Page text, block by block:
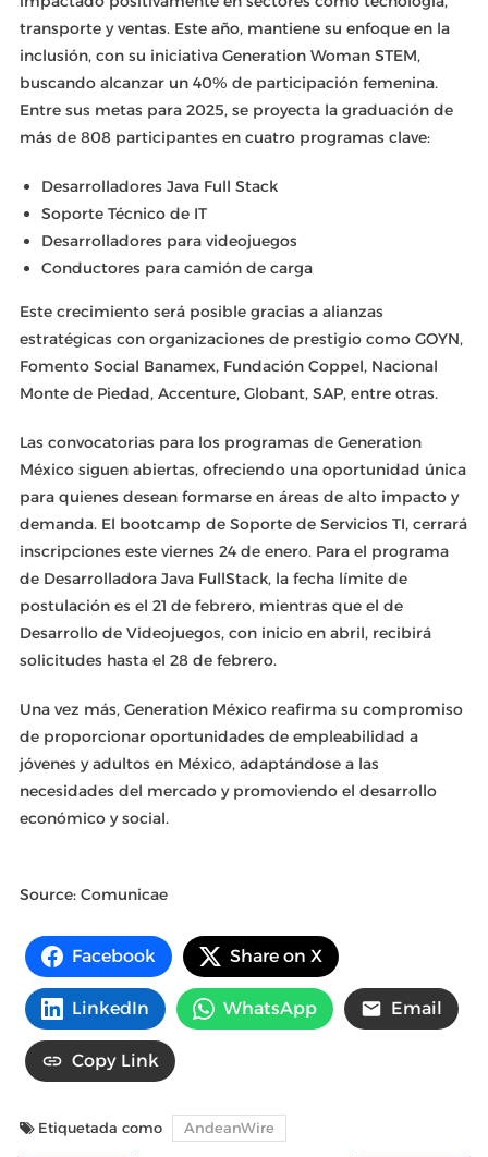
transporte y ventas. Este año, mantiene su enfoque en la
inclusión, con su iniciativa Generation Woman STEM,
buscando alcanzar un 40% de participación femenina.
Entre sus metas para 2025, se proyecta la graduación de
más de 808 participantes en cuatro programas clave:
Desarrolladores Java Full Stack
Soporte Técnico de IT
Desarrolladores para videojuegos
Conductores para camión de carga
Este crecimiento será posible gracias a alianzas
estratégicas con organizaciones de prestigio como GOYN,
Fomento Social Banamex, Fundación Coppel, Nacional
Monte de Piedad, Accenture, Globant, SAP, entre otras.
Las convocatorias para los programas de Generation
México siguen abiertas, ofreciendo una oportunidad única
para quienes desean formarse en áreas de alto impacto y
demanda. El bootcamp de Soporte de Servicios TI, cerrará
inscripciones este viernes 24 de enero. Para el programa
de Desarrolladora Java FullStack, la fecha límite de
postulación es el 21 de febrero, mientras que el de
Desarrollo de Videojuegos, con inicio en abril, recibirá
solicitudes hasta el 28 de febrero.
Una vez más, Generation México reafirma su compromiso
de proporcionar oportunidades de empleabilidad a
jóvenes y adultos en México, adaptándose a las
necesidades del mercado y promoviendo el desarrollo
económico y social.
Source: Comunicae
Facebook Share on X
LinkedIn WhatsApp Email
Copy Link
Etiquetada como AndeanWire